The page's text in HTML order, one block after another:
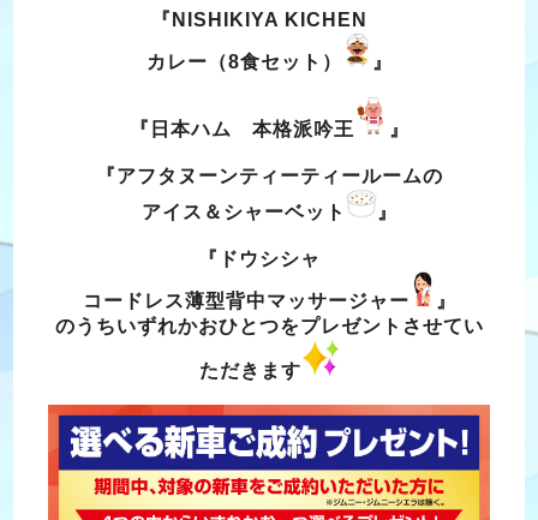
『NISHIKIYA KICHEN
カレー（8食セット） 』
『日本ハム 本格派吟王 』
『アフタヌーンティーティールームの
アイス＆シャーベット
』
『ドウシシャ
コードレス薄型背中マッサージャー
』
のうちいずれかおひとつをプレゼントさせてい
ただきます